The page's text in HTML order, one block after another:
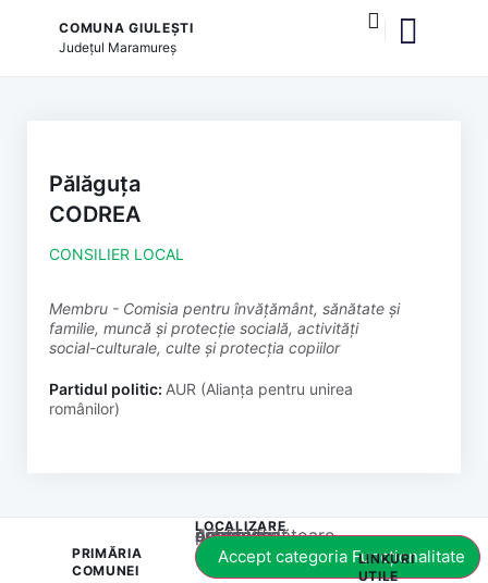
COMUNA GIULEȘTI
Județul Maramureș
Pălăguța
CODREA
CONSILIER LOCAL
membru - Comisia pentru învățământ, sănătate și
familie, muncă și protecție socială, activități
social-culturale, culte și protecția copiilor
Partidul politic: AUR (Alianța pentru unirea
românilor)
PRIMĂRIA
COMUNEI
LOCALIZARE
Acest conținut este blocat până când acceptați categoria corespunzătoare de cookie-uri.
Accept categoria Funcționalitate
LINKURI
UTILE